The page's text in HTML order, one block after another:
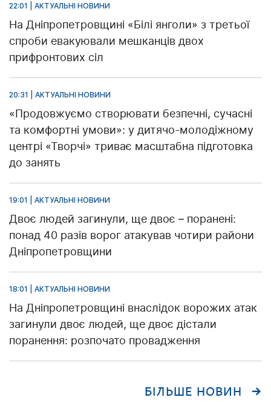
22:01 | АКТУАЛЬНІ НОВИНИ
На Дніпропетровщині «Білі янголи» з третьої
спроби евакуювали мешканців двох
прифронтових сіл
20:31 | АКТУАЛЬНІ НОВИНИ
«Продовжуємо створювати безпечні, сучасні
та комфортні умови»: у дитячо-молодіжному
центрі «Творчі» триває масштабна підготовка
до занять
19:01 | АКТУАЛЬНІ НОВИНИ
Двоє людей загинули, ще двоє – поранені:
понад 40 разів ворог атакував чотири райони
Дніпропетровщини
18:01 | АКТУАЛЬНІ НОВИНИ
На Дніпропетровщині внаслідок ворожих атак
загинули двоє людей, ще двоє дістали
поранення: розпочато провадження
БІЛЬШЕ НОВИН